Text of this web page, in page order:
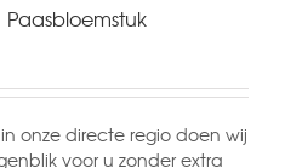
Paasbloemstuk
onze directe regio doen wij
voor u zonder extra